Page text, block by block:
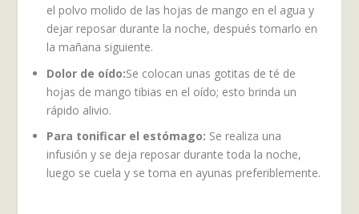
el polvo molido de las hojas de mango en el agua y
dejar reposar durante la noche, después tomarlo en
la mañana siguiente.
Dolor de oído:Se colocan unas gotitas de té de
hojas de mango tibias en el oído; esto brinda un
rápido alivio.
Para tonificar el estómago: Se realiza una
infusión y se deja reposar durante toda la noche,
luego se cuela y se toma en ayunas preferiblemente.